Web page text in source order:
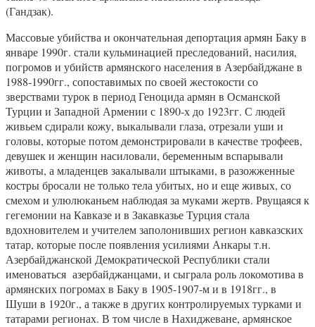
(Гандзак).
Массовые убийства и окончательная депортация армян Баку в
январе 1990г. стали кульминацией преследований, насилия,
погромов и убийств армянского населения в Азербайджане в
1988-1990гг., сопоставимых по своей жестокости со
зверствами турок в период Геноцида армян в Османской
Турции и Западной Армении с 1890-х до 1923гг. С людей
живьем сдирали кожу, выкалывали глаза, отрезали уши и
головы, которые потом демонстрировали в качестве трофеев,
девушек и женщин насиловали, беременным вспарывали
животы, а младенцев закалывали штыками, в разожженные
костры бросали не только тела убитых, но и еще живых, со
смехом и улюлюканьем наблюдая за муками жертв. Рвущаяся к
гегемонии на Кавказе и в Закавказье Турция стала
вдохновителем и учителем заполонивших регион кавказских
татар, которые после появления усилиями Анкары т.н.
Азербайджанской Демократической Республики стали
именоваться азербайджанцами, и сыграла роль локомотива в
армянских погромах в Баку в 1905-1907-м и в 1918гг., в
Шуши в 1920г., а также в других контролируемых турками и
татарами регионах. В том числе в Нахиджеване, армянское